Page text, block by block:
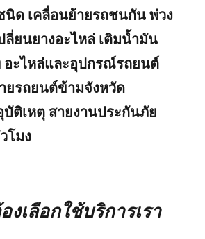
ด เคลื่อนย้ายรถชนกัน พ่วง
ลี่ยนยางอะไหล่ เติมน้ำมัน
อะไหล่และอุปกรณ์รถยนต์
ยรถยนต์ข้ามจังหวัด
บัติเหตุ สายงานประกันภัย
โมง
งเลือกใช้บริการเรา